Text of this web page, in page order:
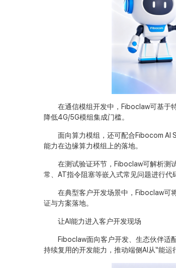
在通信模组开发中，Fiboclaw可基于特
降低4G/5G模组集成门槛。
面向算力模组，还可配合Fibocom AI
能力在边缘算力模组上的落地。
在测试验证环节，Fiboclaw可解析测试
常、AT指令阻塞等嵌入式常见问题进行代
在典型客户开发场景中，Fiboclaw可将
证与方案落地。
让AI能力进入客户开发现场
Fiboclaw面向客户开发、生态伙伴适配
持续复用的开发能力，推动端侧AI从“能运